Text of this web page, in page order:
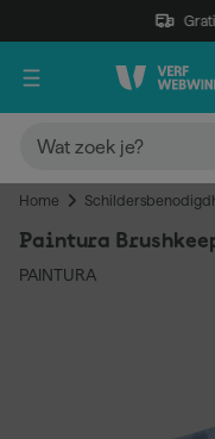
Home
Paintura
PAINTURA